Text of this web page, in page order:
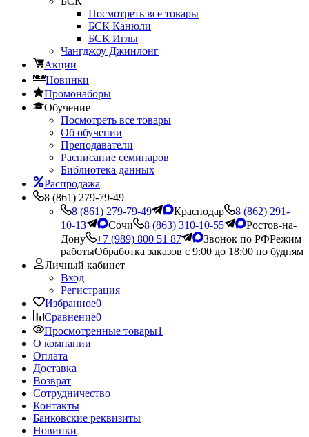
Посмотреть все товары
БСК Канюли
БСК Иглы
Чангджоу Джинлонг
Акции
Новинки
Промонаборы
Обучение
Посмотреть все товары
Об обучении
Преподаватели
Расписание семинаров
Библиотека данных
Распродажа
8 (861) 279-79-49
8 (861) 279-79-49
Краснодар
8 (862) 291-
10-13
Сочи 8 (863) 310-10-55
Ростов-на-
Дону
+7 (989) 800 51 87 Звонок по РФРежим
работыОбработка заказов с 9:00 до 18:00 по будням
Личный кабинет
Вход
Регистрация
Избранное0
Сравнение0
Просмотренные товары1
О компании
Оплата
Доставка
Возврат
Сотрудничество
Контакты
Банковские реквизиты
Новинки